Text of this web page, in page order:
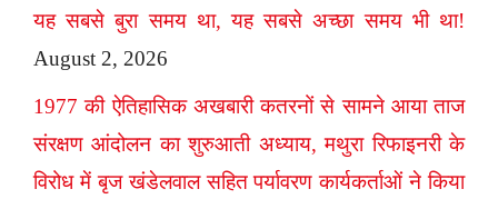
यह सबसे बुरा समय था, यह सबसे अच्छा समय भी था!
August 2, 2026
1977 की ऐतिहासिक अखबारी कतरनों से सामने आया ताज
संरक्षण आंदोलन का शुरुआती अध्याय, मथुरा रिफाइनरी के
विरोध में बृज खंडेलवाल सहित पर्यावरण कार्यकर्ताओं ने किया